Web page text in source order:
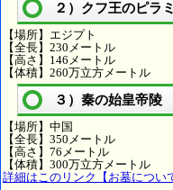
２）クフ王のピラ
【場所】エジプト
【全長】230メートル
【高さ】146メートル
【体積】260万立方メートル
３）秦の始皇帝陵
【場所】中国
【全長】350メートル
【高さ】76メートル
【体積】300万立方メートル
詳細はこのリンク【お墓につい